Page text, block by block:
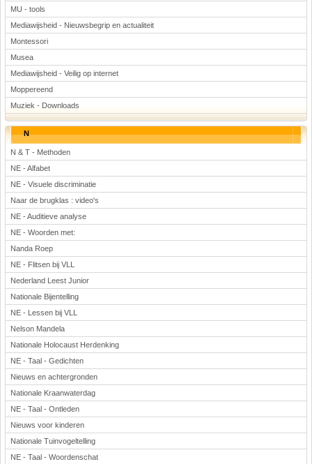
MU - tools
Mediawijsheid - Nieuwsbegrip en actualiteit
Montessori
Musea
Mediawijsheid - Veilig op internet
Moppereend
Muziek - Downloads
N
N & T - Methoden
NE - Alfabet
NE - Visuele discriminatie
Naar de brugklas : video's
NE - Auditieve analyse
NE - Woorden met:
Nanda Roep
NE - Flitsen bij VLL
Nederland Leest Junior
Nationale Bijentelling
NE - Lessen bij VLL
Nelson Mandela
Nationale Holocaust Herdenking
NE - Taal - Gedichten
Nieuws en achtergronden
Nationale Kraanwaterdag
NE - Taal - Ontleden
Nieuws voor kinderen
Nationale Tuinvogeltelling
NE - Taal - Woordenschat